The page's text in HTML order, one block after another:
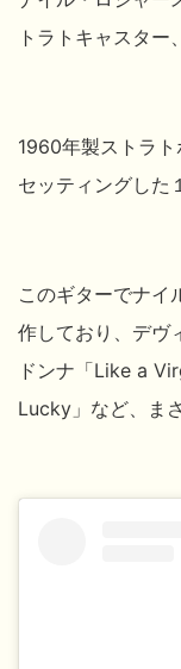
トラトキャスタ
1960年製ストラ
セッティングした
このギターでナイ
作しており、デヴ
ドンナ「Like a
Lucky」など、ま